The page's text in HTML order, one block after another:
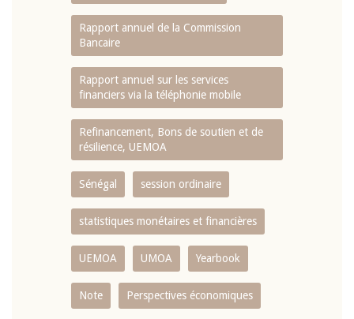
Rapport annuel de la Commission
Bancaire
Rapport annuel sur les services
financiers via la téléphonie mobile
Refinancement, Bons de soutien et de
résilience, UEMOA
Sénégal session ordinaire
statistiques monétaires et financières
UEMOA UMOA Yearbook
Note Perspectives économiques